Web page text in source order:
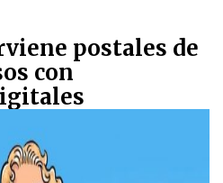
postales de
con